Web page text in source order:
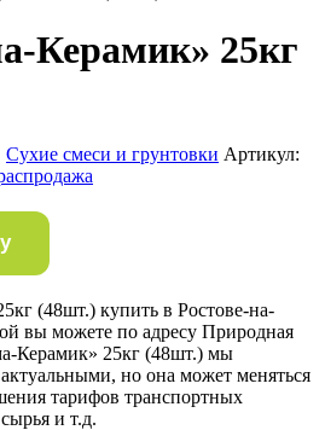
Керамик» 25кг
Сухие смеси и грунтовки Артикул:
(48шт.) купить в Ростове-на-
вы можете по адресу Природная
Керамик» 25кг (48шт.) мы
но она может меняться
тарифов транспортных
и т.д.